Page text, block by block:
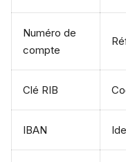
Numéro de
compte
Clé RIB
IBAN